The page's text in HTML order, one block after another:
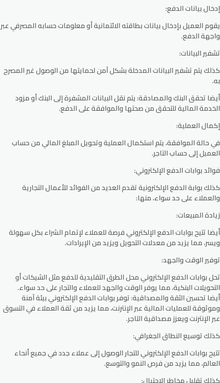
إدخال بيانات الدفع:
يقوم العميل بإدخال بيانات بطاقته الائتمانية أو معلومات حسابه المصرفي عبر
واجهة الدفع.
تشفير البيانات:
كذلك يتم تشفير البيانات المدخلة بشكل آمن لحمايتها من الوصول غير المصرح
به.
أيضا تحقق البنك والمصادقة: يتم نقل البيانات المشفرة إلى البنك أو مزود
الخدمة المالية للتحقق من صحتها والموافقة على الدفع.
إكمال العملية:
في حالة الموافقة، يتم استكمال العملية وتحويل المبلغ المالي من حساب
العميل إلى حساب التاجر.
فوائد بوابات الدفع الإلكتروني:
كذلك بوابة الدفع الإلكترونية تقدم العديد من الفوائد للأعمال التجارية
والعملاء على حد سواء، منها:
زيادة المبيعات:
أيضا تتيح بوابات الدفع الإلكتروني فرصة للعملاء لإتمام الشراء بكل سهولة
ويسر، مما يزيد من معدلات التحويل ويزيد من الإيرادات.
توفير الوقت والجهد:
تحل بوابات الدفع الإلكتروني محل الطرق التقليدية للدفع مثل الشيكات أو
التحويلات البنكية، مما يوفر الوقت والجهد للعملاء والتجار على حد سواء.
أيضا تحسين الثقة والمصداقية: توفر بوابات الدفع الإلكتروني بيئة آمنة
وموثوقة للعمليات المالية عبر الإنترنت، مما يزيد من ثقة العملاء في التسوق
عبر الإنترنت ويعزز مصداقية التاجر.
كذلك توسيع النطاق الجغرافي:
تتيح بوابات الدفع الإلكتروني للتجار الوصول إلى عملاء جدد في جميع أنحاء
العالم، مما يزيد من فرص النمو والتوسع.